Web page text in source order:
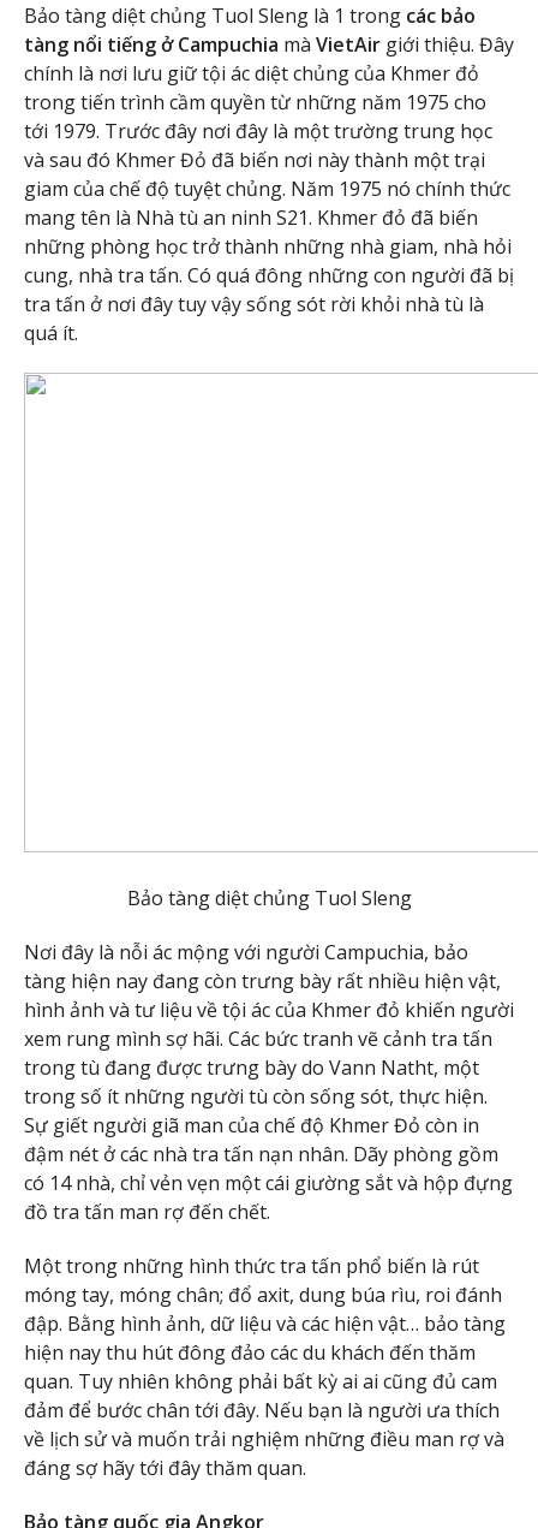
Bảo tàng diệt chủng Tuol Sleng là 1 trong các bảo
tàng nổi tiếng ở Campuchia mà VietAir giới thiệu. Đây
chính là nơi lưu giữ tội ác diệt chủng của Khmer đỏ
trong tiến trình cầm quyền từ những năm 1975 cho
tới 1979. Trước đây nơi đây là một trường trung học
và sau đó Khmer Đỏ đã biến nơi này thành một trại
giam của chế độ tuyệt chủng. Năm 1975 nó chính thức
mang tên là Nhà tù an ninh S21. Khmer đỏ đã biến
những phòng học trở thành những nhà giam, nhà hỏi
cung, nhà tra tấn. Có quá đông những con người đã bị
tra tấn ở nơi đây tuy vậy sống sót rời khỏi nhà tù là
quá ít.
Bảo tàng diệt chủng Tuol Sleng
Nơi đây là nỗi ác mộng với người Campuchia, bảo
tàng hiện nay đang còn trưng bày rất nhiều hiện vật,
hình ảnh và tư liệu về tội ác của Khmer đỏ khiến người
xem rung mình sợ hãi. Các bức tranh vẽ cảnh tra tấn
trong tù đang được trưng bày do Vann Natht, một
trong số ít những người tù còn sống sót, thực hiện.
Sự giết người giã man của chế độ Khmer Đỏ còn in
đậm nét ở các nhà tra tấn nạn nhân. Dãy phòng gồm
có 14 nhà, chỉ vẻn vẹn một cái giường sắt và hộp đựng
đồ tra tấn man rợ đến chết.
Một trong những hình thức tra tấn phổ biến là rút
móng tay, móng chân; đổ axit, dung búa rìu, roi đánh
đập. Bằng hình ảnh, dữ liệu và các hiện vật… bảo tàng
hiện nay thu hút đông đảo các du khách đến thăm
quan. Tuy nhiên không phải bất kỳ ai ai cũng đủ cam
đảm để bước chân tới đây. Nếu bạn là người ưa thích
về lịch sử và muốn trải nghiệm những điều man rợ và
đáng sợ hãy tới đây thăm quan.
Bảo tàng quốc gia Angkor